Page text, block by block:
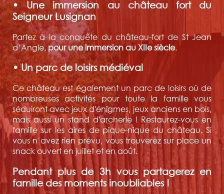
• Une immersion au château fort du
Seigneur Lusignan
Partez à la conquête du château-fort de St Jean
d’Angle, pour une immersion au XIIe siècle.
• Un parc de loisirs médiéval
Ce château est également un parc de loisirs où de
nombreuses activités pour toute la famille vous
séduiront avec jeux d'énigmes, jeux anciens en bois,
mais aussi un stand d'archerie ! Restaurez-vous en
famille sur les aires de pique-nique du château. Si
vous n’avez rien prévu, vous trouverez sur place un
snack ouvert en juillet et en août.
Pendant plus de 3h vous partagerez en
famille des moments inoubliables !